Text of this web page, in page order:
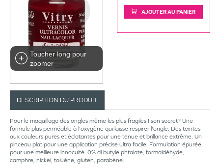
Toucher long pour
zoomer
AJOUTER AU PANIER
DESCRIPTION DU PRODUIT
Pour le maquillage des ongles même les plus fragiles ! son secret? Une
formule plus perméable à l'oxygène qui laisse respirer l'ongle. Des teintes
aux couleurs pures et éclatantes pour une tenue et brillance extrême. Un
pinceau plat pour une application précise ultra facile. Formulation épurée
pour une meilleure innocuité: 0% di butyle phtalate, formaldéhyde,
camphre, nickel, toluène, gluten, parabène.